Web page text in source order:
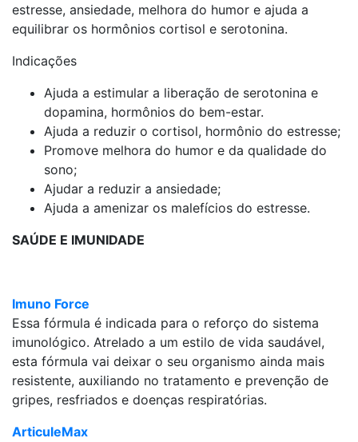
estresse, ansiedade, melhora do humor e ajuda a
equilibrar os hormônios cortisol e serotonina.
Indicações
Ajuda a estimular a liberação de serotonina e
dopamina, hormônios do bem-estar.
Ajuda a reduzir o cortisol, hormônio do estresse;
Promove melhora do humor e da qualidade do
sono;
Ajudar a reduzir a ansiedade;
Ajuda a amenizar os malefícios do estresse.
SAÚDE E IMUNIDADE
Imuno Force
Essa fórmula é indicada para o reforço do sistema
imunológico. Atrelado a um estilo de vida saudável,
esta fórmula vai deixar o seu organismo ainda mais
resistente, auxiliando no tratamento e prevenção de
gripes, resfriados e doenças respiratórias.
ArticuleMax